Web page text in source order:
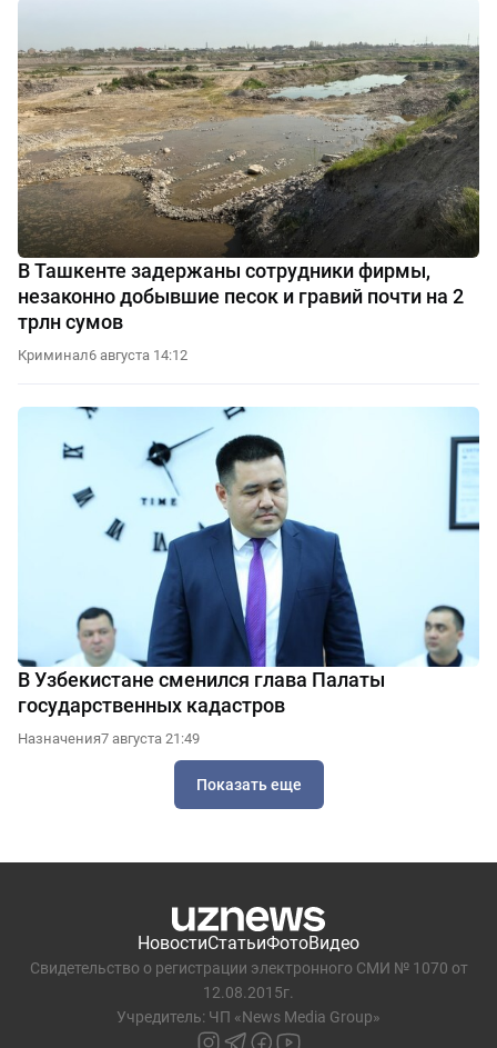
В Ташкенте задержаны сотрудники фирмы,
незаконно добывшие песок и гравий почти на 2
трлн сумов
Криминал6 августа 14:12
В Узбекистане сменился глава Палаты
государственных кадастров
Назначения7 августа 21:49
Показать еще
НовостиСтатьиФотоВидео
Свидетельство о регистрации электронного СМИ № 1070 от
12.08.2015г.
Учредитель: ЧП «News Media Group»